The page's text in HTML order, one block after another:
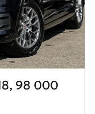
98 000